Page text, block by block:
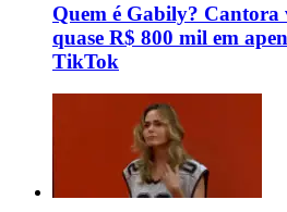
Quem é Gabily?
quase R$ 800 mil em
TikTok